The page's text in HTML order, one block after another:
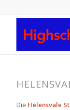
Die Helensvale